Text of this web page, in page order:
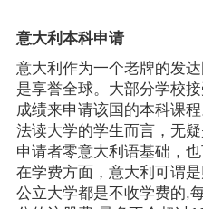
意大利本科申请
意大利作为一个老牌的发
是享誉全球。大部分学校
成绩来申请该国的本科课
法读大学的学生而言，无
申请者零意大利语基础，
在学费方面，意大利可谓
公立大学都是不收学费的,